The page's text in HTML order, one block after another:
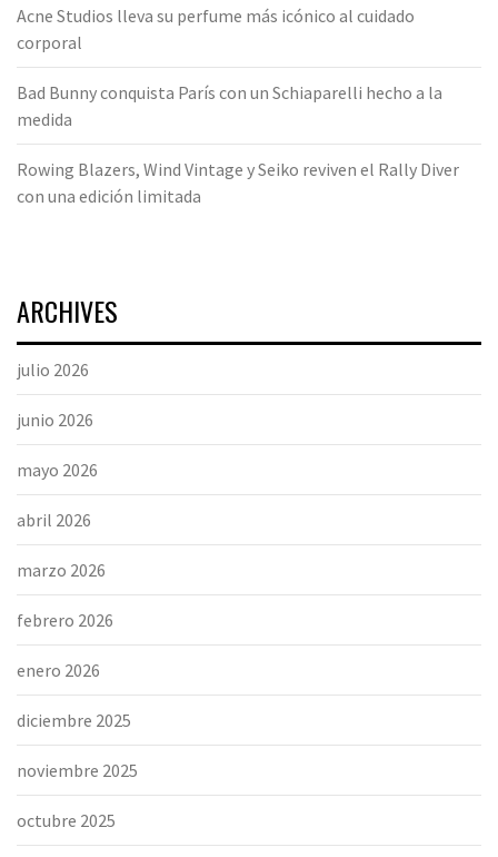
Acne Studios lleva su perfume más icónico al cuidado
corporal
Bad Bunny conquista París con un Schiaparelli hecho a la
medida
Rowing Blazers, Wind Vintage y Seiko reviven el Rally Diver
con una edición limitada
ARCHIVES
julio 2026
junio 2026
mayo 2026
abril 2026
marzo 2026
febrero 2026
enero 2026
diciembre 2025
noviembre 2025
octubre 2025